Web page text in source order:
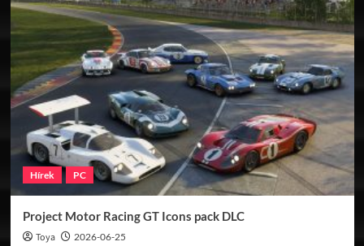
Hírek PC
Project Motor Racing GT Icons pack DLC
Toya 2026-06-25